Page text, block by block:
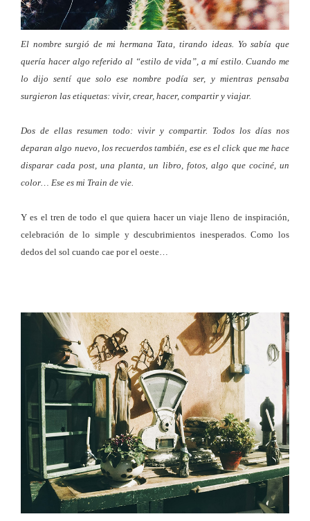
El nombre surgió de mi hermana Tata, tirando ideas. Yo sabía que
quería hacer algo referido al “estilo de vida”, a mí estilo. Cuando me
lo dijo sentí que solo ese nombre podía ser, y mientras pensaba
surgieron las etiquetas: vivir, crear, hacer, compartir y viajar.
Dos de ellas resumen todo: vivir y compartir. Todos los días nos
deparan algo nuevo, los recuerdos también, ese es el click que me hace
disparar cada post, una planta, un libro, fotos, algo que cociné, un
color… Ese es mi Train de vie.
Y es el tren de todo el que quiera hacer un viaje lleno de inspiración,
celebración de lo simple y descubrimientos inesperados. Como los
dedos del sol cuando cae por el oeste…